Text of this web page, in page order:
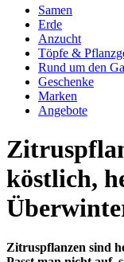
Samen
Erde
Anzucht
Töpfe &
Rund um den
Geschenke
Marken
Angebote
köstlich,
Zitruspflanzen sind